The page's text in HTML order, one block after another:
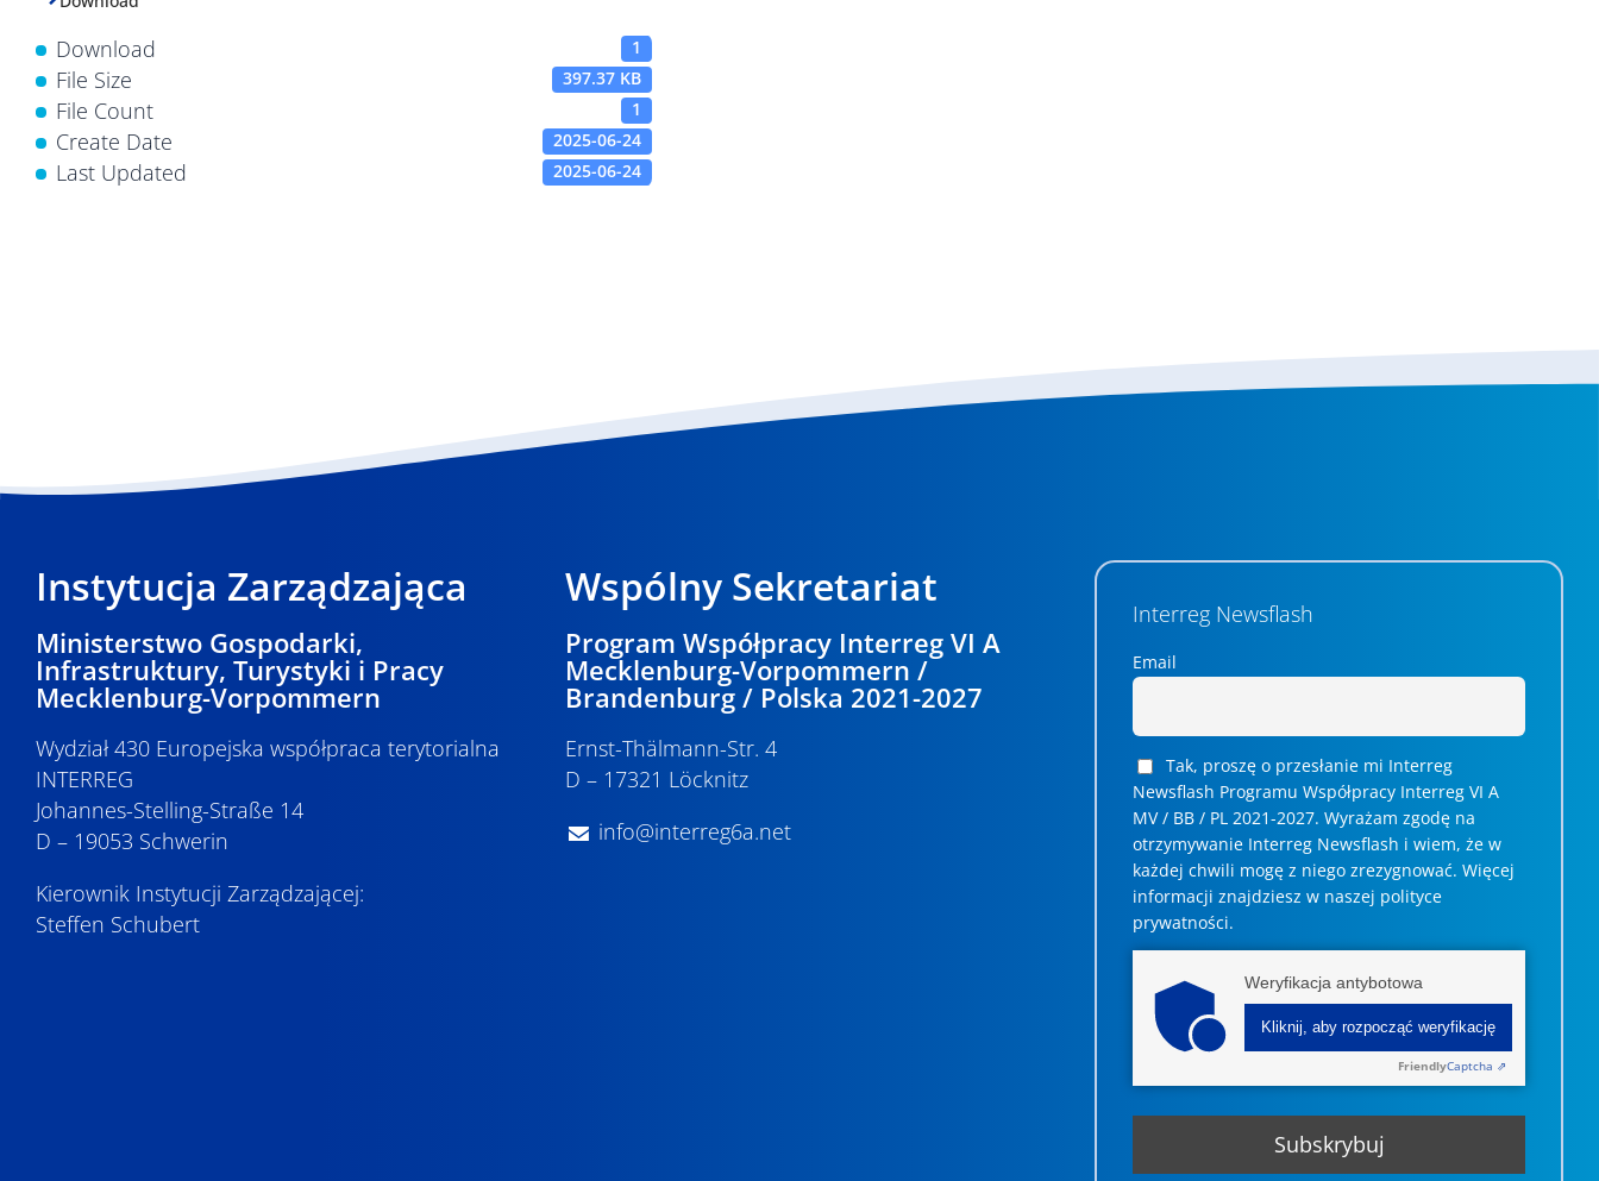
Download 1
File Size 397.37 KB
File Count 1
Create Date 2025-06-24
Last Updated 2025-06-24
Instytucja Zarządzająca
Ministerstwo Gospodarki,
Infrastruktury, Turystyki i Pracy
Mecklenburg-Vorpommern
Wydział 430 Europejska współpraca terytorialna
INTERREG
Johannes-Stelling-Straße 14
D – 19053 Schwerin
Kierownik Instytucji Zarządzającej:
Steffen Schubert
Wspólny Sekretariat
Program Współpracy Interreg VI A
Mecklenburg-Vorpommern /
Brandenburg / Polska 2021-2027
Ernst-Thälmann-Str. 4
D – 17321 Löcknitz
info@interreg6a.net
Interreg Newsflash
Email
Tak, proszę o przesłanie mi Interreg
Newsflash Programu Współpracy Interreg VI A
MV / BB / PL 2021-2027. Wyrażam zgodę na
otrzymywanie Interreg Newsflash i wiem, że w
każdej chwili mogę z niego zrezygnować. ­­Więcej
informacji znajdziesz w naszej polityce
prywatności.
Weryfikacja antybotowa
Kliknij, aby rozpocząć weryfikację
FriendlyCaptcha ⇗